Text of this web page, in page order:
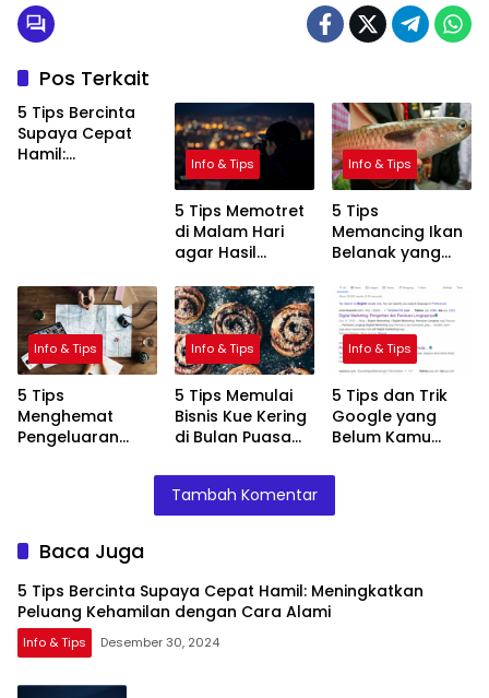
Pos Terkait
5 Tips Bercinta
Supaya Cepat
Hamil:
Info & Tips
5 Tips Memotret
di Malam Hari
agar Hasil
Info & Tips
5 Tips
Memancing Ikan
Belanak yang
Info & Tips
5 Tips
Menghemat
Pengeluaran
Info & Tips
5 Tips Memulai
Bisnis Kue Kering
di Bulan Puasa
Info & Tips
5 Tips dan Trik
Google yang
Belum Kamu
Tambah Komentar
Baca Juga
5 Tips Bercinta Supaya Cepat Hamil: Meningkatkan
Peluang Kehamilan dengan Cara Alami
Info & Tips Desember 30, 2024